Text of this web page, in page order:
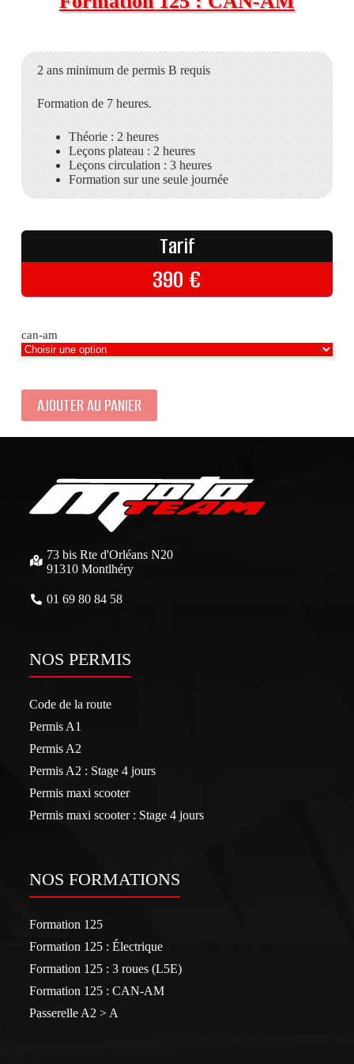
2 ans minimum de permis B requis
Formation de 7 heures.
Théorie : 2 heures
Leçons plateau : 2 heures
Leçons circulation : 3 heures
Formation sur une seule journée
Tarif
390€
can-am
AJOUTER AU PANIER
73 bis Rte d'Orléans N20
91310 Montlhéry
01 69 80 84 58
NOS PERMIS
Code de la route
Permis A1
Permis A2
Permis A2 : Stage 4 jours
Permis maxi scooter
Permis maxi scooter : Stage 4 jours
NOS FORMATIONS
Formation 125
Formation 125 : Électrique
Formation 125 : 3 roues (L5E)
Formation 125 : CAN-AM
Passerelle A2 > A